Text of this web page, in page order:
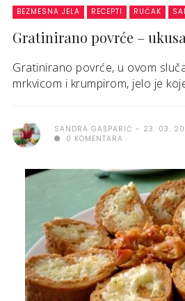
BEZMESNA JELA RECEPTI RUČAK
Gratinirano povrće –
Gratinirano povrće, u ovom
mrkvicom i krumpirom, jelo je
SANDRA GAŠPARIĆ
23. 03.
0 KOMENTARA